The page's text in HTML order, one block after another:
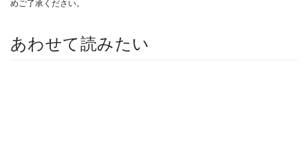
めご了承ください。
あわせて読みたい